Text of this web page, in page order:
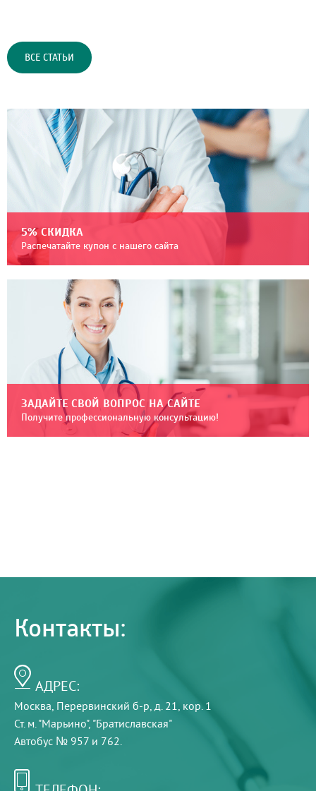
ВСЕ СТАТЬИ
5% СКИДКА
Распечатайте купон с нашего сайта
ЗАДАЙТЕ СВОЙ ВОПРОС НА САЙТЕ
Получите профессиональную консультацию!
Контакты:
АДРЕС:
Москва, Перервинский б-р, д. 21, кор. 1
Ст. м. "Марьино", "Братиславская"
Автобус № 957 и 762.